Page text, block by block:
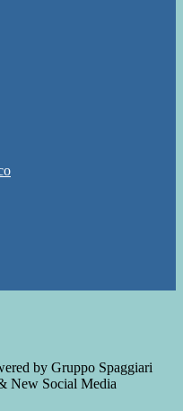
by Gruppo Spaggiari
New Social Media